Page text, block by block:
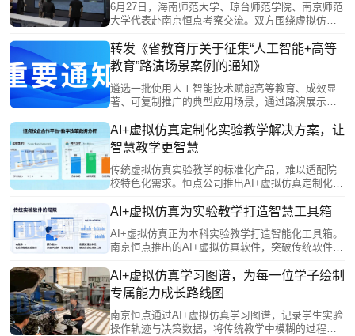
6月27日，海南师范大学、琼台师范学院、南京师范
大学代表赴南京恒点考察交流。双方围绕虚拟仿真
等展开研讨。恒点展示AI空间智能赋能实验中心建
设方案、裸眼3D虚仿系统及课程编辑器实操，并结
合典型案例分享实践成果。此次交流促进了校企协
同，助力高校科学教育数字化转型与未来学习中心
建设。
转发《省教育厅关于征集“人工智能+高等
教育”路演场景案例的通知》
遴选一批使用人工智能技术赋能高等教育、成效显
著、可复制推广的典型应用场景，通过路演展示、
能赋能我省高等教育改革发展。
AI+虚拟仿真定制化实验教学解决方案，让
智慧教学更智慧
传统虚拟仿真实验教学的标准化产品，难以适配院
校特色化需求。恒点公司推出AI+虚拟仿真定制化服
计，实现从“被动接受”到“主动创造”。该方案对接产
块化架构，支持持续进化与升级，真正实现“一校一
策”，让技术服务于教育本质。
AI+虚拟仿真为实验教学打造智慧工具箱
AI+虚拟仿真正为本科实验教学打造智能化工具箱。
南京恒点推出的AI+虚拟仿真软件，突破传统软件
学生操作细节，进行智能比对与分析，建立个性化
能力档案并生成可视化学习报告，支持学生自我改
进与教师精准教学。其开放架构提供二次开发接口
和编辑器，方便教师自主创建实验模块，对接现有
系统，实现数据贯通。
AI+虚拟仿真学习图谱，为每一位学子绘制
专属能力成长路线图
南京恒点通过AI+虚拟仿真学习图谱，记录学生实验
操作轨迹与决策数据，将传统教学中模糊的过程转